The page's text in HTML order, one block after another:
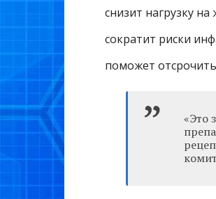
снизит нагрузку
сократит риски
поможет
«Это